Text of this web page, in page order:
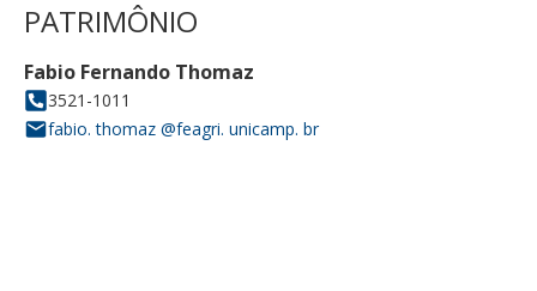
PATRIMÔNIO
Fabio Fernando Thomaz
3521-1011
fabio. thomaz @feagri. unicamp. br